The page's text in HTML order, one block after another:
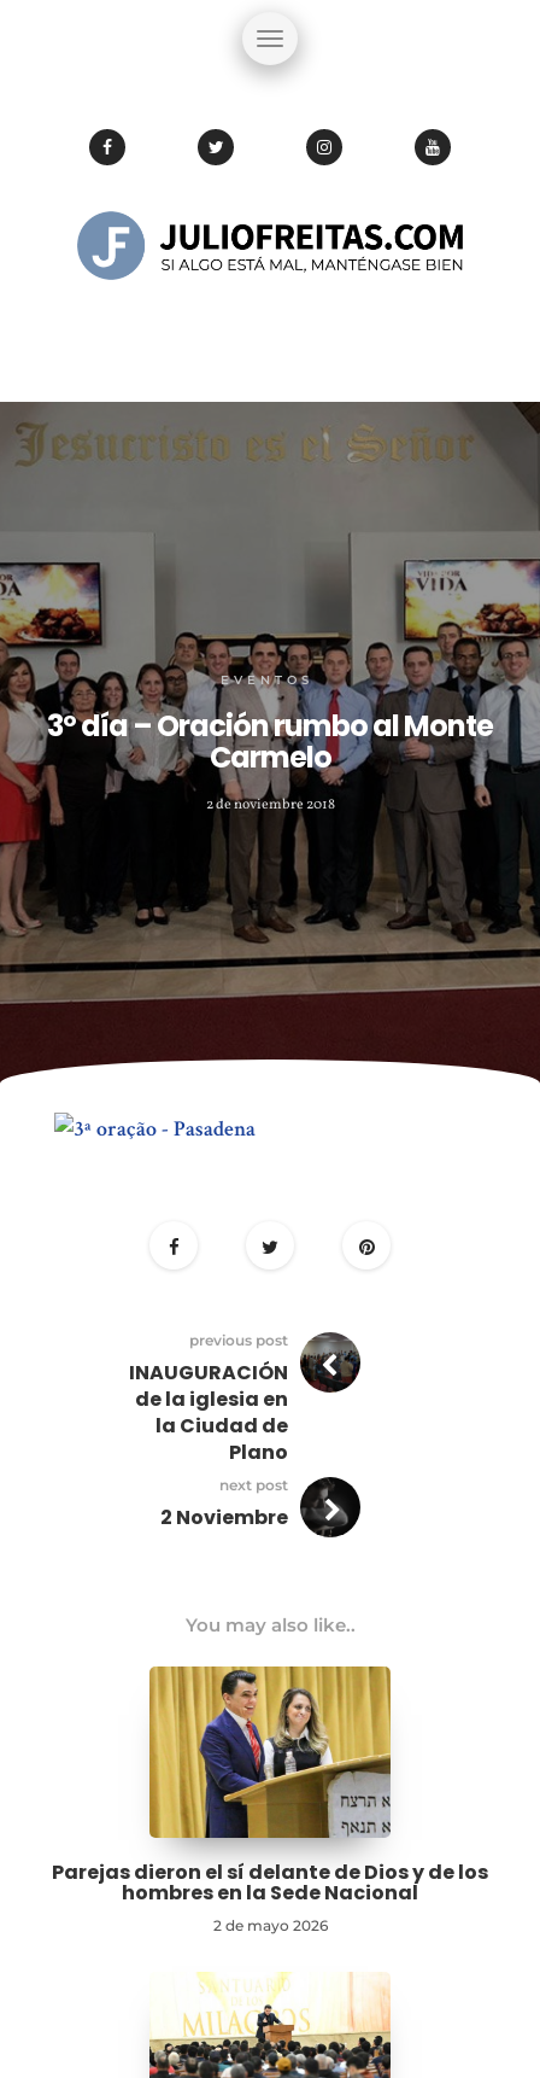
EVENTOS
3º día – Oración rumbo al Monte
Carmelo
2 de noviembre 2018
3º
día
Oración
Carmelo
previous post
INAUGURACIÓN
de la iglesia en
la Ciudad de
Plano
next post
2 Noviembre
You may also like..
Parejas dieron el sí delante de Dios y de los
hombres en la Sede Nacional
2 de mayo 2026